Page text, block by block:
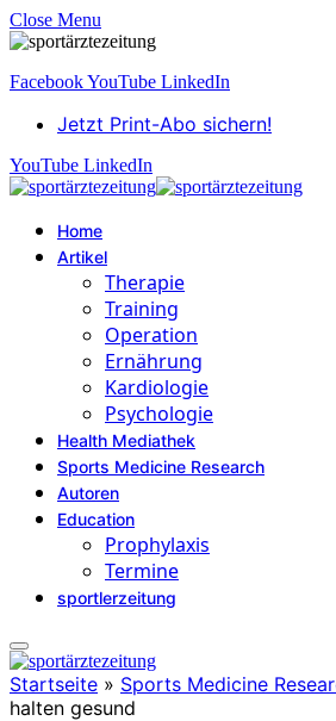
Close Menu
FacebookYouTube LinkedIn
Jetzt Print-Abo sichern!
YouTube LinkedIn
Home
Artikel
Therapie
Training
Operation
Ernährung
Kardiologie
Psychologie
Health Mediathek
Sports Medicine Research
Autoren
Education
Prophylaxis
Termine
sportlerzeitung
Startseite » Sports Medicine
halten gesund